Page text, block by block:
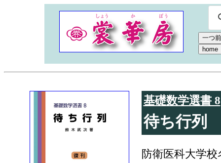
基礎数学選書 8
待ち行列
防衛医科大学